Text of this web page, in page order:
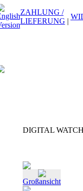
ZAHLUNG /
LIEFERUNG |
DIGITAL
Großansicht